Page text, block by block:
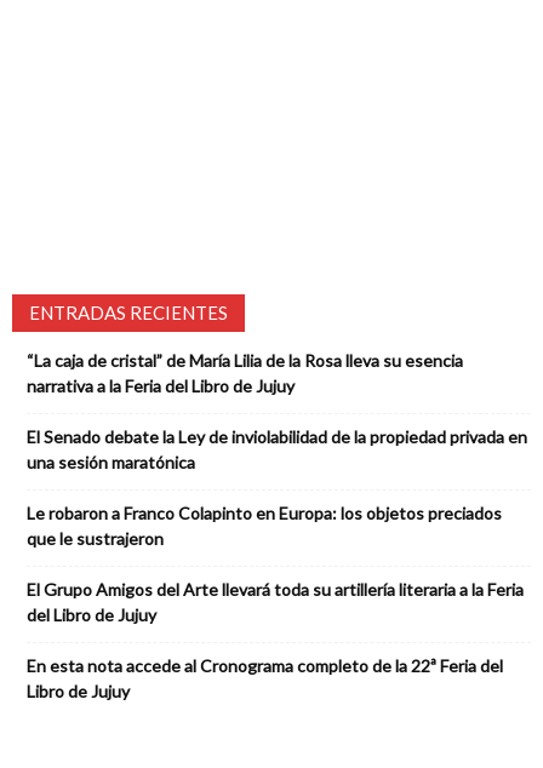
ENTRADAS RECIENTES
“La caja de cristal” de María Lilia de la Rosa lleva su esencia
narrativa a la Feria del Libro de Jujuy
El Senado debate la Ley de inviolabilidad de la propiedad privada en
una sesión maratónica
Le robaron a Franco Colapinto en Europa: los objetos preciados
que le sustrajeron
El Grupo Amigos del Arte llevará toda su artillería literaria a la Feria
del Libro de Jujuy
En esta nota accede al Cronograma completo de la 22ª Feria del
Libro de Jujuy